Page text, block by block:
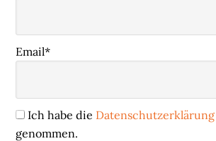
Email*
Ich habe die Datenschutzerklärung
genommen.